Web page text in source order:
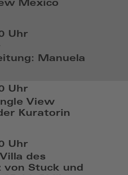
Mexico
Uhr
Manuela
Uhr
View
Kuratorin
Uhr
des
von Stuck und